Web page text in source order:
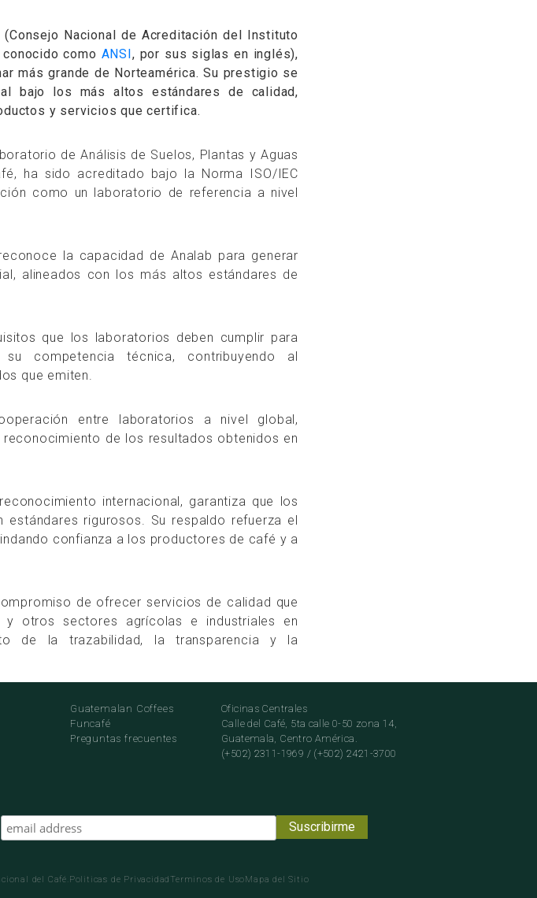
(Consejo Nacional de Acreditación del Instituto
como ANSI, por sus siglas en inglés),
más grande de Norteamérica. Su prestigio se
bajo los más altos estándares de calidad,
y servicios que certifica.
de Análisis de Suelos, Plantas y Aguas
ha sido acreditado bajo la Norma ISO/IEC
como un laboratorio de referencia a nivel
la capacidad de Analab para generar
alineados con los más altos estándares de
que los laboratorios deben cumplir para
competencia técnica, contribuyendo al
que emiten.
entre laboratorios a nivel global,
de los resultados obtenidos en
internacional, garantiza que los
rigurosos. Su respaldo refuerza el
confianza a los productores de café y a
de ofrecer servicios de calidad que
otros sectores agrícolas e industriales en
de la trazabilidad, la transparencia y la
Guatemalan Coffees
Funcafé
Preguntas frecuentes
Oficinas Centrales
Calle del Café, 5ta calle 0-50 zona 14,
Guatemala, Centro América.
(+502) 2311-1969 / (+502) 2421-3700
del Café.Politicas de Privacidad Terminos de UsoMapa del Sitio